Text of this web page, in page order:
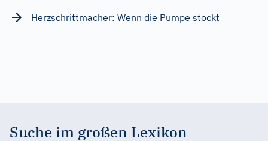
Herzschrittmacher: Wenn die Pumpe stockt
Suche im großen Lexikon